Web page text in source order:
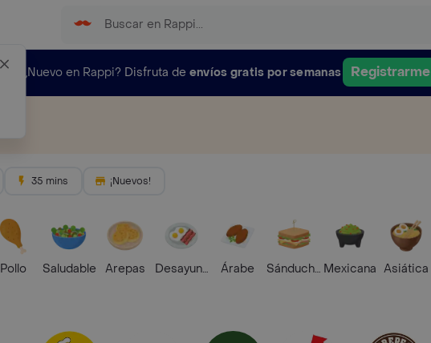
¿Nuevo en Rappi? Disfruta de envíos gratis por semanas Registrarme
35 mins ¡Nuevos!
Pollo Saludable Arepas Desayunos Árabe SánduchesMexicana Asiática